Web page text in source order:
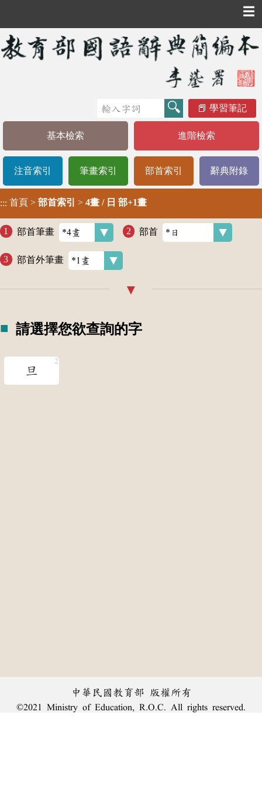
☰
學習筆記
基本檢索 進階檢索
注音索引 筆畫索引 部首索引 辭典附錄
::: 首頁 > 部首索引 > 4畫 / 日 部+1畫
部首筆畫 部首
部首外筆畫
請選擇您欲查詢的字
旦
中華民國教育部 版權所有
©2021 Ministry of Education, R.O.C. All rights reserved.